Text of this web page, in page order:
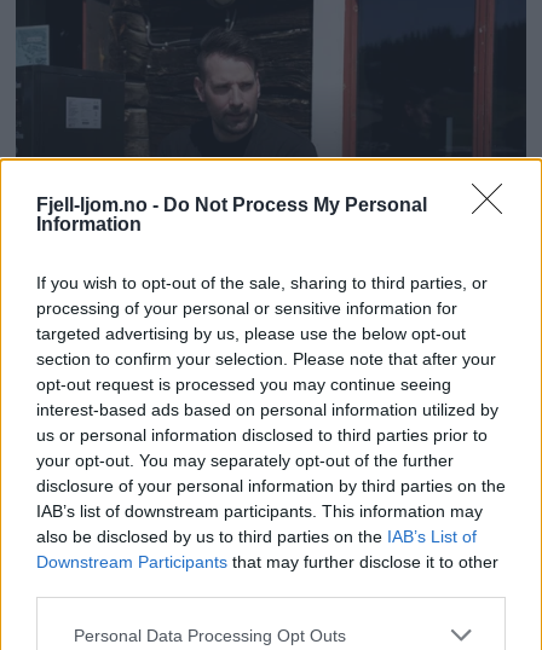
Fjell-ljom.no - Do Not Process My Personal
Information
If you wish to opt-out of the sale, sharing to third parties, or
processing of your personal or sensitive information for
targeted advertising by us, please use the below opt-out
section to confirm your selection. Please note that after your
opt-out request is processed you may continue seeing
interest-based ads based on personal information utilized by
us or personal information disclosed to third parties prior to
your opt-out. You may separately opt-out of the further
disclosure of your personal information by third parties on the
IAB’s list of downstream participants. This information may
also be disclosed by us to third parties on the IAB’s List of
Downstream Participants that may further disclose it to other
Personal Data Processing Opt Outs